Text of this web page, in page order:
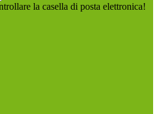
la casella di posta elettronica!